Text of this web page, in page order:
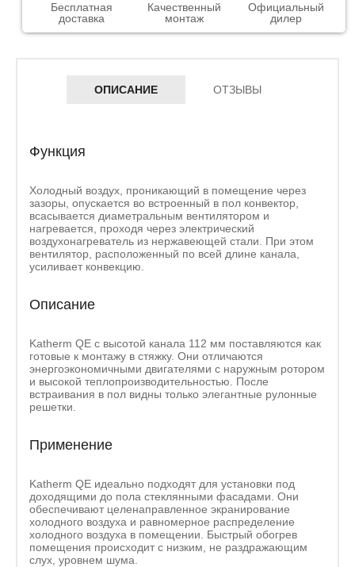
Бесплатная
доставка
Качественный
монтаж
Официальный
дилер
ОПИСАНИЕ ОТЗЫВЫ
Функция
Холодный воздух, проникающий в помещение через
зазоры, опускается во встроенный в пол конвектор,
всасывается диаметральным вентилятором и
нагревается, проходя через электрический
воздухонагреватель из нержавеющей стали. При этом
вентилятор, расположенный по всей длине канала,
усиливает конвекцию.
Описание
Katherm QE с высотой канала 112 мм поставляются как
готовые к монтажу в стяжку. Они отличаются
энергоэкономичными двигателями с наружным ротором
и высокой теплопроизводительностью. После
встраивания в пол видны только элегантные рулонные
решетки.
Применение
Katherm QE идеально подходят для установки под
доходящими до пола стеклянными фасадами. Они
обеспечивают целенаправленное экранирование
холодного воздуха и равномерное распределение
холодного воздуха в помещении. Быстрый обогрев
помещения происходит с низким, не раздражающим
слух, уровнем шума.